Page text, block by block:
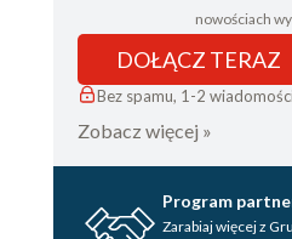
nowościach
DOŁĄCZ TERAZ
Bez spamu, 1-2
Zobacz więcej »
Program
Zarabiaj więcej z